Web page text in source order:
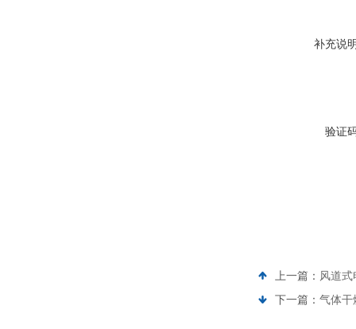
补充说
验证
上一篇： 风道
下一篇： 气体干